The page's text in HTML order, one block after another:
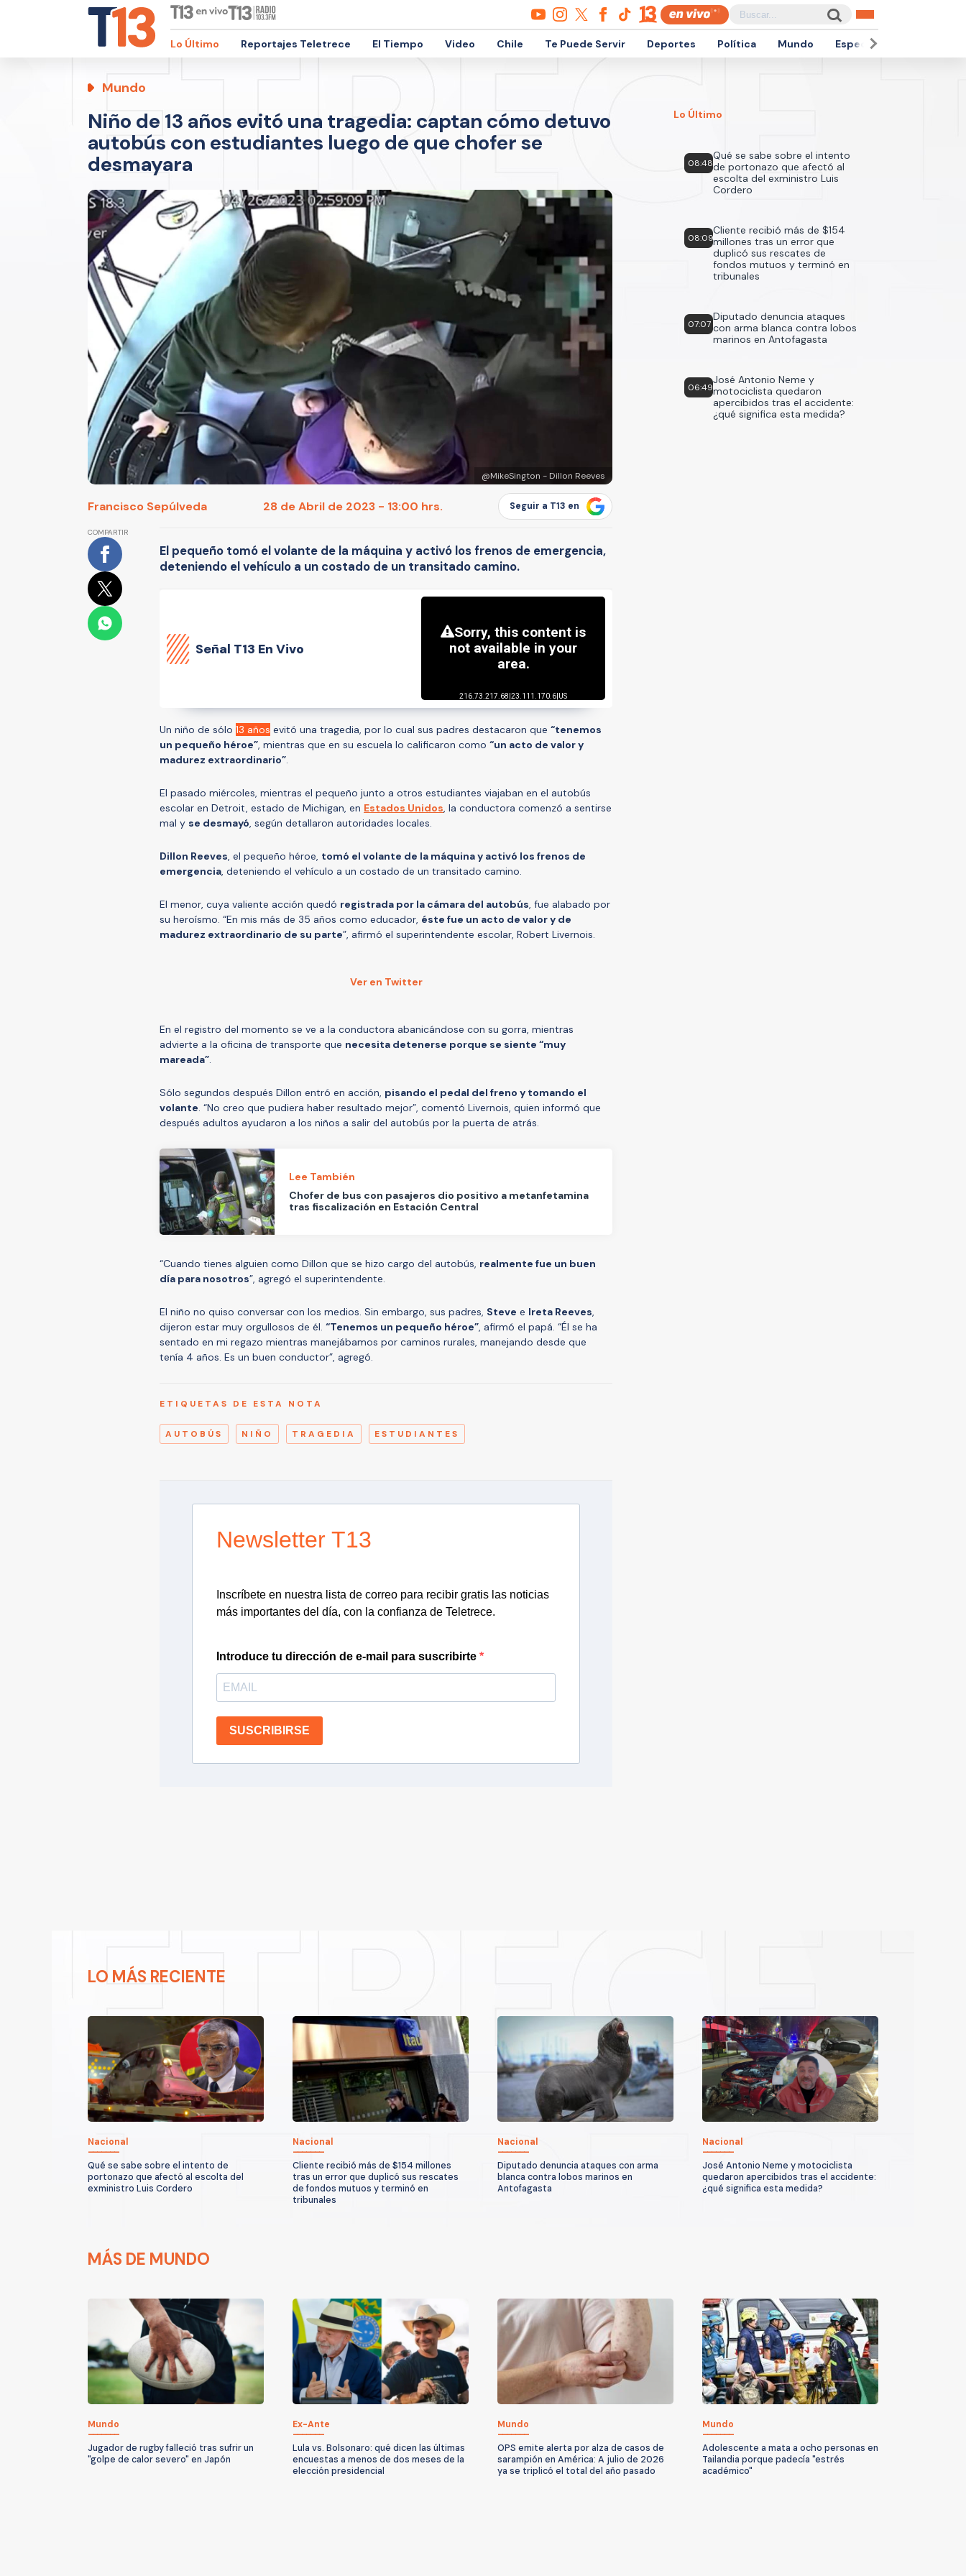
Lo Último Reportajes Teletrece El Tiempo Video Chile Te Puede Servir Deportes Política Mundo Espectáculos
Mundo
Niño de 13 años evitó una tragedia: captan cómo detuvo
autobús con estudiantes luego de que chofer se
desmayara
@MikeSington - Dillon Reeves
Francisco Sepúlveda 28 de Abril de 2023 - 13:00 hrs. Seguir a T13 en
COMPARTIR
El pequeño tomó el volante de la máquina y activó los frenos de emergencia,
deteniendo el vehículo a un costado de un transitado camino.
Señal T13 En Vivo
Un niño de sólo 13 años evitó una tragedia, por lo cual sus padres destacaron que “tenemos
un pequeño héroe”, mientras que en su escuela lo calificaron como “un acto de valor y
madurez extraordinario”.
El pasado miércoles, mientras el pequeño junto a otros estudiantes viajaban en el autobús
escolar en Detroit, estado de Michigan, en Estados Unidos, la conductora comenzó a sentirse
mal y se desmayó, según detallaron autoridades locales.
Dillon Reeves, el pequeño héroe, tomó el volante de la máquina y activó los frenos de
emergencia, deteniendo el vehículo a un costado de un transitado camino.
El menor, cuya valiente acción quedó registrada por la cámara del autobús, fue alabado por
su heroísmo. “En mis más de 35 años como educador, éste fue un acto de valor y de
madurez extraordinario de su parte”, afirmó el superintendente escolar, Robert Livernois.
Ver en Twitter
En el registro del momento se ve a la conductora abanicándose con su gorra, mientras
advierte a la oficina de transporte que necesita detenerse porque se siente “muy
mareada”.
Sólo segundos después Dillon entró en acción, pisando el pedal del freno y tomando el
volante. “No creo que pudiera haber resultado mejor”, comentó Livernois, quien informó que
después adultos ayudaron a los niños a salir del autobús por la puerta de atrás.
Lee También
Chofer de bus con pasajeros dio positivo a metanfetamina
tras fiscalización en Estación Central
“Cuando tienes alguien como Dillon que se hizo cargo del autobús, realmente fue un buen
día para nosotros”, agregó el superintendente.
El niño no quiso conversar con los medios. Sin embargo, sus padres, Steve e Ireta Reeves,
dijeron estar muy orgullosos de él. “Tenemos un pequeño héroe”, afirmó el papá. “Él se ha
sentado en mi regazo mientras manejábamos por caminos rurales, manejando desde que
tenía 4 años. Es un buen conductor”, agregó.
ETIQUETAS DE ESTA NOTA
AUTOBÚS NIÑO TRAGEDIA ESTUDIANTES
Newsletter T13
Inscríbete en nuestra lista de correo para recibir gratis las noticias
más importantes del día, con la confianza de Teletrece.
Introduce tu dirección de e-mail para suscribirte
SUSCRIBIRSE
Lo Último
08:48
Qué se sabe sobre el intento
de portonazo que afectó al
escolta del exministro Luis
Cordero
08:09
Cliente recibió más de $154
millones tras un error que
duplicó sus rescates de
fondos mutuos y terminó en
tribunales
07:07
Diputado denuncia ataques
con arma blanca contra lobos
marinos en Antofagasta
06:49
José Antonio Neme y
motociclista quedaron
apercibidos tras el accidente:
¿qué significa esta medida?
LO MÁS RECIENTE
Nacional
Qué se sabe sobre el intento de
portonazo que afectó al escolta del
exministro Luis Cordero
Nacional
Cliente recibió más de $154 millones
tras un error que duplicó sus rescates
de fondos mutuos y terminó en
tribunales
Nacional
Diputado denuncia ataques con arma
blanca contra lobos marinos en
Antofagasta
Nacional
José Antonio Neme y motociclista
quedaron apercibidos tras el accidente:
¿qué significa esta medida?
MÁS DE MUNDO
Mundo
Jugador de rugby falleció tras sufrir un
"golpe de calor severo" en Japón
Ex-Ante
Lula vs. Bolsonaro: qué dicen las últimas
encuestas a menos de dos meses de la
elección presidencial
Mundo
OPS emite alerta por alza de casos de
sarampión en América: A julio de 2026
ya se triplicó el total del año pasado
Mundo
Adolescente a mata a ocho personas en
Tailandia porque padecía "estrés
académico"